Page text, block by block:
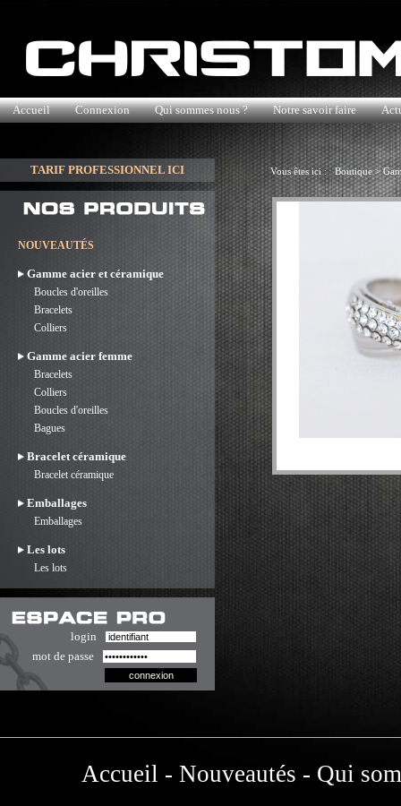
Accueil Connexion Qui sommes nous ? Notre savoir faire
TARIF PROFESSIONNEL ICI
NOUVEAUTÉS
Gamme acier et céramique
Boucles d'oreilles
Bracelets
Colliers
Gamme acier femme
Bracelets
Colliers
Boucles d'oreilles
Bagues
Bracelet céramique
Bracelet céramique
Emballages
Emballages
Les lots
Les lots
login
mot de passe
Vous êtes ici :Boutique>
Accueil - Nouveautés - Qui